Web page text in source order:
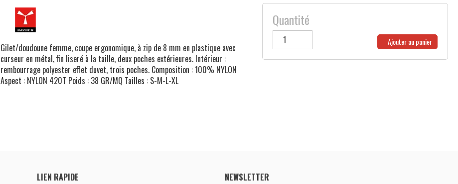
Gilet/doudoune femme, coupe ergonomique, à zip de 8 mm en plastique avec
curseur en métal, fin liseré à la taille, deux poches extérieures. Intérieur :
rembourrage polyester effet duvet, trois poches. Composition : 100% NYLON
Aspect : NYLON 420T Poids : 38 GR/MQ Tailles : S-M-L-XL
Quantité
Ajouter au panier
LIEN RAPIDE NEWSLETTER